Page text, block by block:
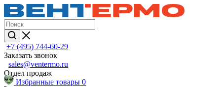
+7 (495) 744-60-29
Заказать звонок
sales@ventermo.ru
Отдел продаж
Избранные товары 0